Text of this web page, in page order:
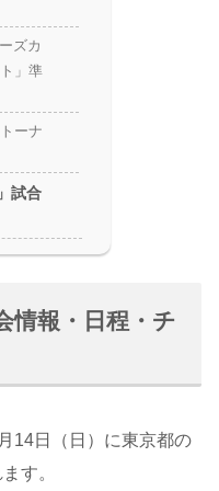
ズカ
」準
ーナ
試合
情報・日程・チ
14日（日）に東京都の
す。